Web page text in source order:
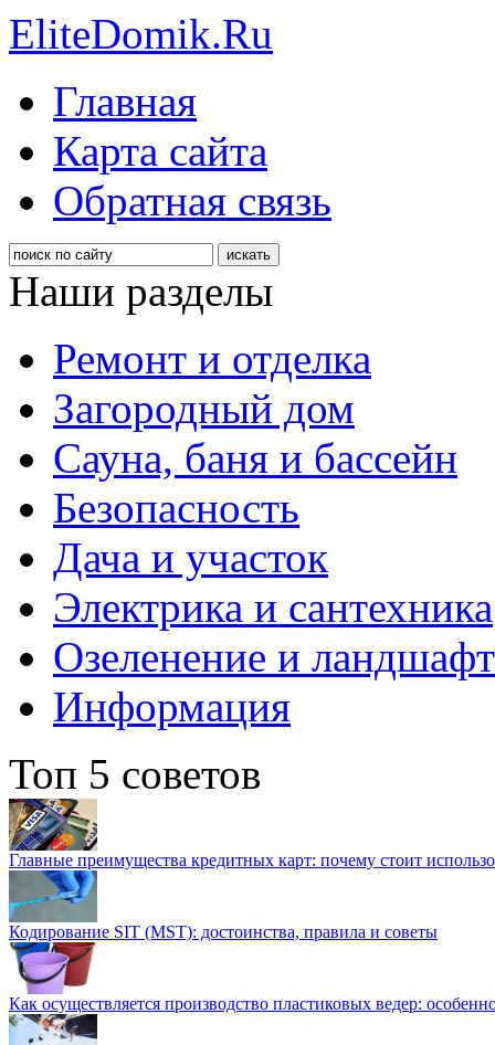
EliteDomik.Ru
Главная
Карта сайта
Обратная связь
Наши разделы
Ремонт и отделка
Загородный дом
Сауна, баня и бассейн
Безопасность
Дача и участок
Электрика и сантехника
Озеленение и
Информация
Топ 5 советов
Главные преимущества кредитных карт: почему стоит
Кодирование SIT (MST): достоинства, правила и советы
Как осуществляется производство пластиковых ведер: